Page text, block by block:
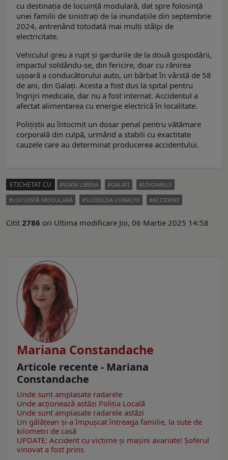
cu destinaţia de locuință modulară, dat spre folosință
unei familii de sinistrați de la inundațiile din septembrie
2024, antrenând totodată mai mulți stâlpi de
electricitate.
Vehiculul greu a rupt și gardurile de la două gospodării,
impactul soldându-se, din fericire, doar cu rănirea
ușoară a conducătorului auto, un bărbat în vârstă de 58
de ani, din Galați. Acesta a fost dus la spital pentru
îngrijri medicale, dar nu a fost internat. Accidentul a
afectat alimentarea cu energie electrică în localitate.
Polițiștii au întocmit un dosar penal pentru vătămare
corporală din culpă, urmând a stabili cu exactitate
cauzele care au determinat producerea accidentului.
ETICHETAT CU VIATA LIBERA GALATI
IZVOARELE
LOCUINŢĂ MODULARĂ
SLOBOZIA CONACHI ACCIDENT
Citit 2786 ori Ultima modificare Joi, 06 Martie 2025 14:58
Mariana Constandache
Articole recente - Mariana
Constandache
Unde sunt amplasate radarele
Unde acționează astăzi Poliția Locală
Unde sunt amplasate radarele astăzi
Un gălăţean și-a împușcat întreaga familie, la sute de
kilometri de casă
UPDATE: Accident cu victime și mașini avariate! Șoferul
vinovat a fost prins